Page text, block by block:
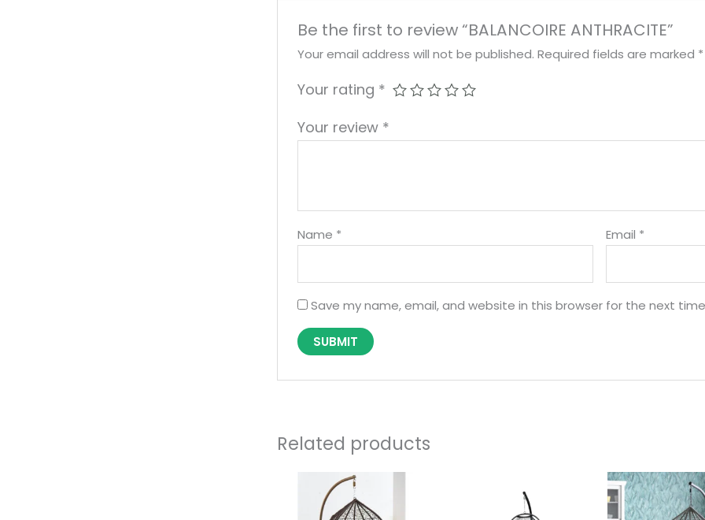
Be the first to review “BALANCOIRE ANTHRACITE”
Your email address will not be published. Required fields are marked *
Your rating *
Your review *
Name * Email *
Save my name, email, and website in this browser for the next
Related products